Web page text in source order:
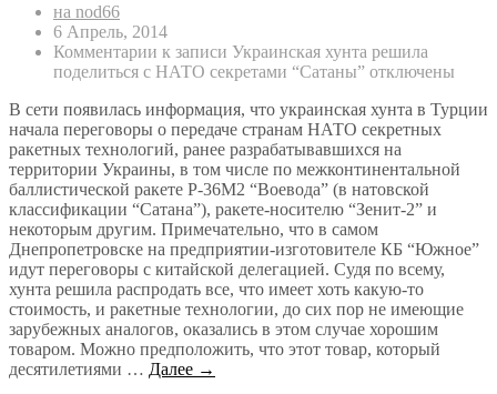
на nod66
6 Апрель, 2014
Комментарии к записи Украинская хунта решила
поделиться с НАТО секретами “Сатаны” отключены
В сети появилась информация, что украинская хунта в Турции
начала переговоры о передаче странам НАТО секретных
ракетных технологий, ранее разрабатывавшихся на
территории Украины, в том числе по межконтинентальной
баллистической ракете Р-36М2 “Воевода” (в натовской
классификации “Сатана”), ракете-носителю “Зенит-2” и
некоторым другим. Примечательно, что в самом
Днепропетровске на предприятии-изготовителе КБ “Южное”
идут переговоры с китайской делегацией. Судя по всему,
хунта решила распродать все, что имеет хоть какую-то
стоимость, и ракетные технологии, до сих пор не имеющие
зарубежных аналогов, оказались в этом случае хорошим
товаром. Можно предположить, что этот товар, который
десятилетиями … Далее →